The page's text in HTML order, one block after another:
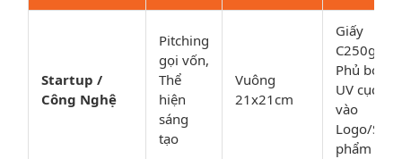
Startup /
Công Nghệ
Pitching
gọi vốn,
Thể
hiện
sáng
tạo
Vuông
21x21cm
Giấy
C250gsm,
Phủ bóng
UV cục bộ
vào
Logo/Sản
phẩm